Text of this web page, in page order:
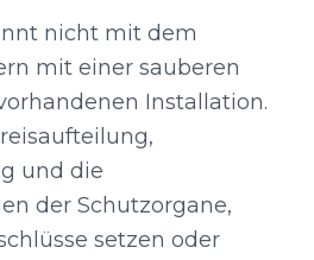
nicht mit dem
mit einer sauberen
Installation.
und die
der Schutzorgane,
setzen oder